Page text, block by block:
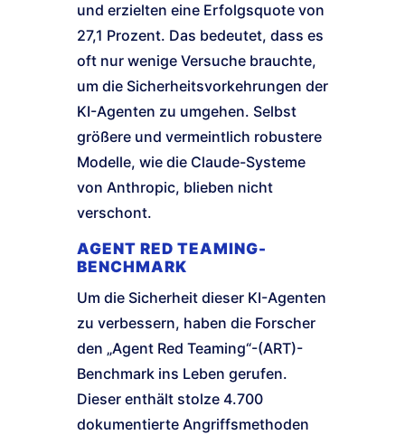
und erzielten eine Erfolgsquote von
27,1 Prozent. Das bedeutet, dass es
oft nur wenige Versuche brauchte,
um die Sicherheitsvorkehrungen der
KI-Agenten zu umgehen. Selbst
größere und vermeintlich robustere
Modelle, wie die Claude-Systeme
von Anthropic, blieben nicht
verschont.
AGENT RED TEAMING-
BENCHMARK
Um die Sicherheit dieser KI-Agenten
zu verbessern, haben die Forscher
den „Agent Red Teaming“-(ART)-
Benchmark ins Leben gerufen.
Dieser enthält stolze 4.700
dokumentierte Angriffsmethoden